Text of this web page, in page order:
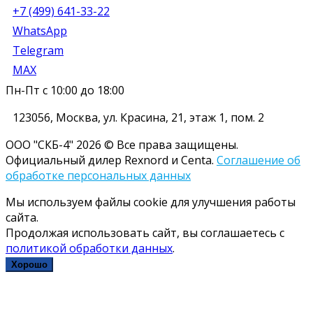
+7 (499) 641-33-22
WhatsApp
Telegram
MAX
Пн-Пт с 10:00 до 18:00
123056, Москва, ул. Красина, 21, этаж 1, пом. 2
ООО "СКБ-4" 2026 © Все права защищены.
Официальный дилер Rexnord и Centa. Соглашение об
обработке персональных данных
Мы используем файлы cookie для улучшения работы
сайта.
Продолжая использовать сайт, вы соглашаетесь с
политикой обработки данных.
Хорошо